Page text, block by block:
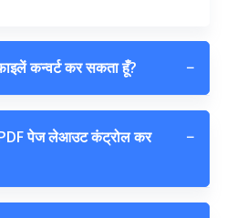
कन्वर्ट कर सकता हूँ? −
PDF पेज लेआउट कंट्रोल कर
−